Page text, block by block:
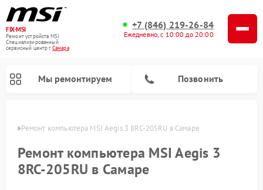
FIX-MSI
Ремонт устройств MSI
Специализированный
cервисный центр г.Самара
+7 (846) 219-26-84
Ежедневно, с 10:00 до 20:00
Мы ремонтируем Позвонить
Ремонт компьютера MSI Aegis 3 8RC-205RU в Самаре
Ремонт компьютера MSI Aegis 3
8RC-205RU в Самаре